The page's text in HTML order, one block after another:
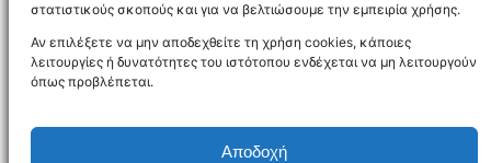
στατιστικούς σκοπούς και για να βελτιώσουμε την εμπειρία χρήσης.
Αν επιλέξετε να μην αποδεχθείτε τη χρήση cookies, κάποιες
λειτουργίες ή δυνατότητες του ιστότοπου ενδέχεται να μη λειτουργούν
όπως προβλέπεται.
Αποδοχή
NEWSLETTER